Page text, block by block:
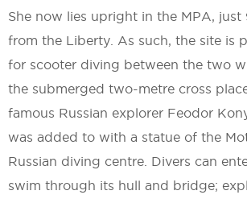
She now lies upright in the MPA, just
from the Liberty. As such, the site is
for scooter diving between the two
the submerged two-metre cross
famous Russian explorer Feodor
was added to with a statue of the
Russian diving centre. Divers can
swim through its hull and bridge;